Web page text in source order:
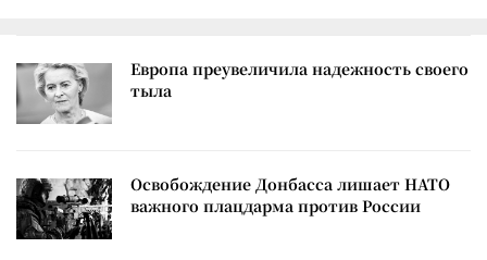
Европа преувеличила надежность своего
тыла
Освобождение Донбасса лишает НАТО
важного плацдарма против России